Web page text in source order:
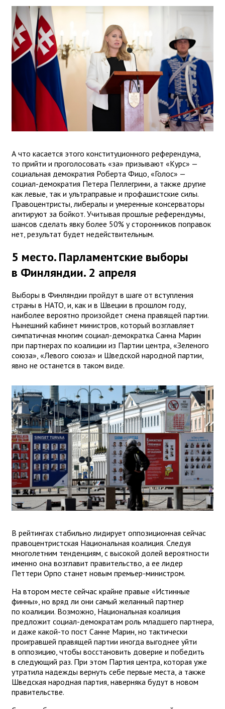
А что касается этого конституционного референдума,
то прийти и проголосовать «за» призывают «Курс» —
социальная демократия Роберта Фицо, «Голос» —
социал-демократия Петера Пеллегрини, а также другие
как левые, так и ультраправые и профашистские силы.
Правоцентристы, либералы и умеренные консерваторы
агитируют за бойкот. Учитывая прошлые референдумы,
шансов сделать явку более 50% у сторонников поправок
нет, результат будет недействительным.
5 место. Парламентские выборы
в Финляндии. 2 апреля
Выборы в Финляндии пройдут в шаге от вступления
страны в НАТО, и, как и в Швеции в прошлом году,
наиболее вероятно произойдет смена правящей партии.
Нынешний кабинет министров, который возглавляет
симпатичная многим социал-демократка Санна Марин
при партнерах по коалиции из Партии центра, «Зеленого
союза», «Левого союза» и Шведской народной партии,
явно не останется в таком виде.
В рейтингах стабильно лидирует оппозиционная сейчас
правоцентристская Национальная коалиция. Следуя
многолетним тенденциям, с высокой долей вероятности
именно она возглавит правительство, а ее лидер
Петтери Орпо станет новым премьер-министром.
На втором месте сейчас крайне правые «Истинные
финны», но вряд ли они самый желанный партнер
по коалиции. Возможно, Национальная коалиция
предложит социал-демократам роль младшего партнера,
и даже какой-то пост Санне Марин, но тактически
проигравшей правящей партии иногда выгоднее уйти
в оппозицию, чтобы восстановить доверие и победить
в следующий раз. При этом Партия центра, которая уже
утратила надежды вернуть себе первые места, а также
Шведская народная партия, наверняка будут в новом
правительстве.